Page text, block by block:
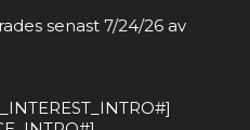
senast 7/24/26 av